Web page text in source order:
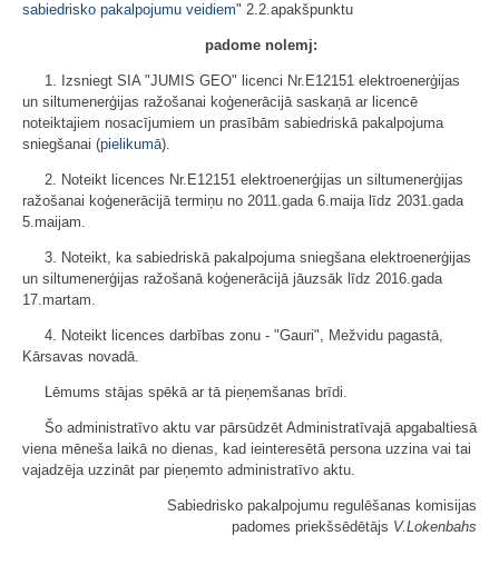
sabiedrisko pakalpojumu veidiem" 2.2.apakšpunktu
padome nolemj:
1. Izsniegt SIA "JUMIS GEO" licenci Nr.E12151 elektroenerģijas
un siltumenerģijas ražošanai koģenerācijā saskaņā ar licencē
noteiktajiem nosacījumiem un prasībām sabiedriskā pakalpojuma
sniegšanai (pielikumā).
2. Noteikt licences Nr.E12151 elektroenerģijas un siltumenerģijas
ražošanai koģenerācijā termiņu no 2011.gada 6.maija līdz 2031.gada
5.maijam.
3. Noteikt, ka sabiedriskā pakalpojuma sniegšana elektroenerģijas
un siltumenerģijas ražošanā koģenerācijā jāuzsāk līdz 2016.gada
17.martam.
4. Noteikt licences darbības zonu - "Gauri", Mežvidu pagastā,
Kārsavas novadā.
Lēmums stājas spēkā ar tā pieņemšanas brīdi.
Šo administratīvo aktu var pārsūdzēt Administratīvajā apgabaltiesā
viena mēneša laikā no dienas, kad ieinteresētā persona uzzina vai tai
vajadzēja uzzināt par pieņemto administratīvo aktu.
Sabiedrisko pakalpojumu regulēšanas komisijas
padomes priekšsēdētājs V.Lokenbahs